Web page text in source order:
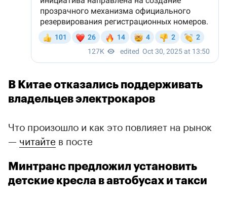
В Китае отказались поддерживать
владельцев электрокаров
Что произошло и как это повлияет на рынок
— читайте в посте
Минтранс предложил установить
детские кресла в автобусах и такси